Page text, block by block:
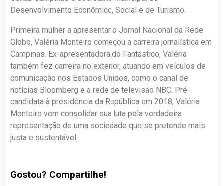
Desenvolvimento Econômico, Social e de Turismo.
Primeira mulher a apresentar o Jornal Nacional da Rede
Globo, Valéria Monteiro começou a carreira jornalística em
Campinas. Ex-apresentadora do Fantástico, Valéria
também fez carreira no exterior, atuando em veículos de
comunicação nos Estados Unidos, como o canal de
notícias Bloomberg e a rede de televisão NBC. Pré-
candidata à presidência da República em 2018, Valéria
Monteiro vem consolidar sua luta pela verdadeira
representação de uma sociedade que se pretende mais
justa e sustentável.
Gostou? Compartilhe!